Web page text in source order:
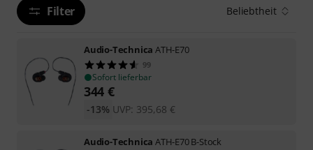
Filter Beliebtheit
Audio-Technica ATH-E70
99
Sofort lieferbar
344 €
UVP: 395,68 €
-13%
Audio-Technica ATH-E70 B-Stock